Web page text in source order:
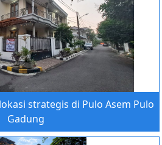
strategis di Pulo Asem Pulo
Gadung